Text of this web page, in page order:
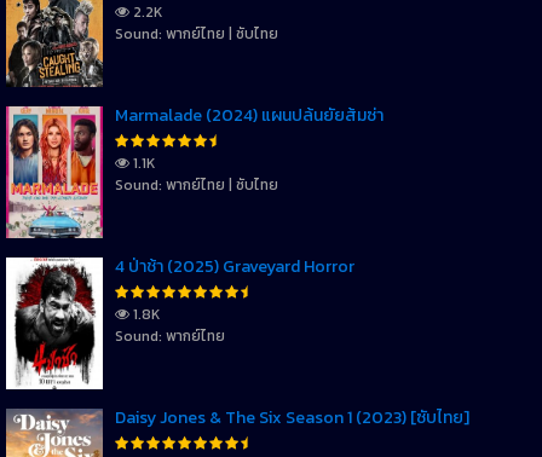
2.2K
Sound: พากย์ไทย | ซับไทย
Marmalade (2024) แผนปล้นยัยส้มซ่า
1.1K
Sound: พากย์ไทย | ซับไทย
4 ป่าช้า (2025) Graveyard Horror
1.8K
Sound: พากย์ไทย
Daisy Jones & The Six Season 1 (2023) [ซับไทย]